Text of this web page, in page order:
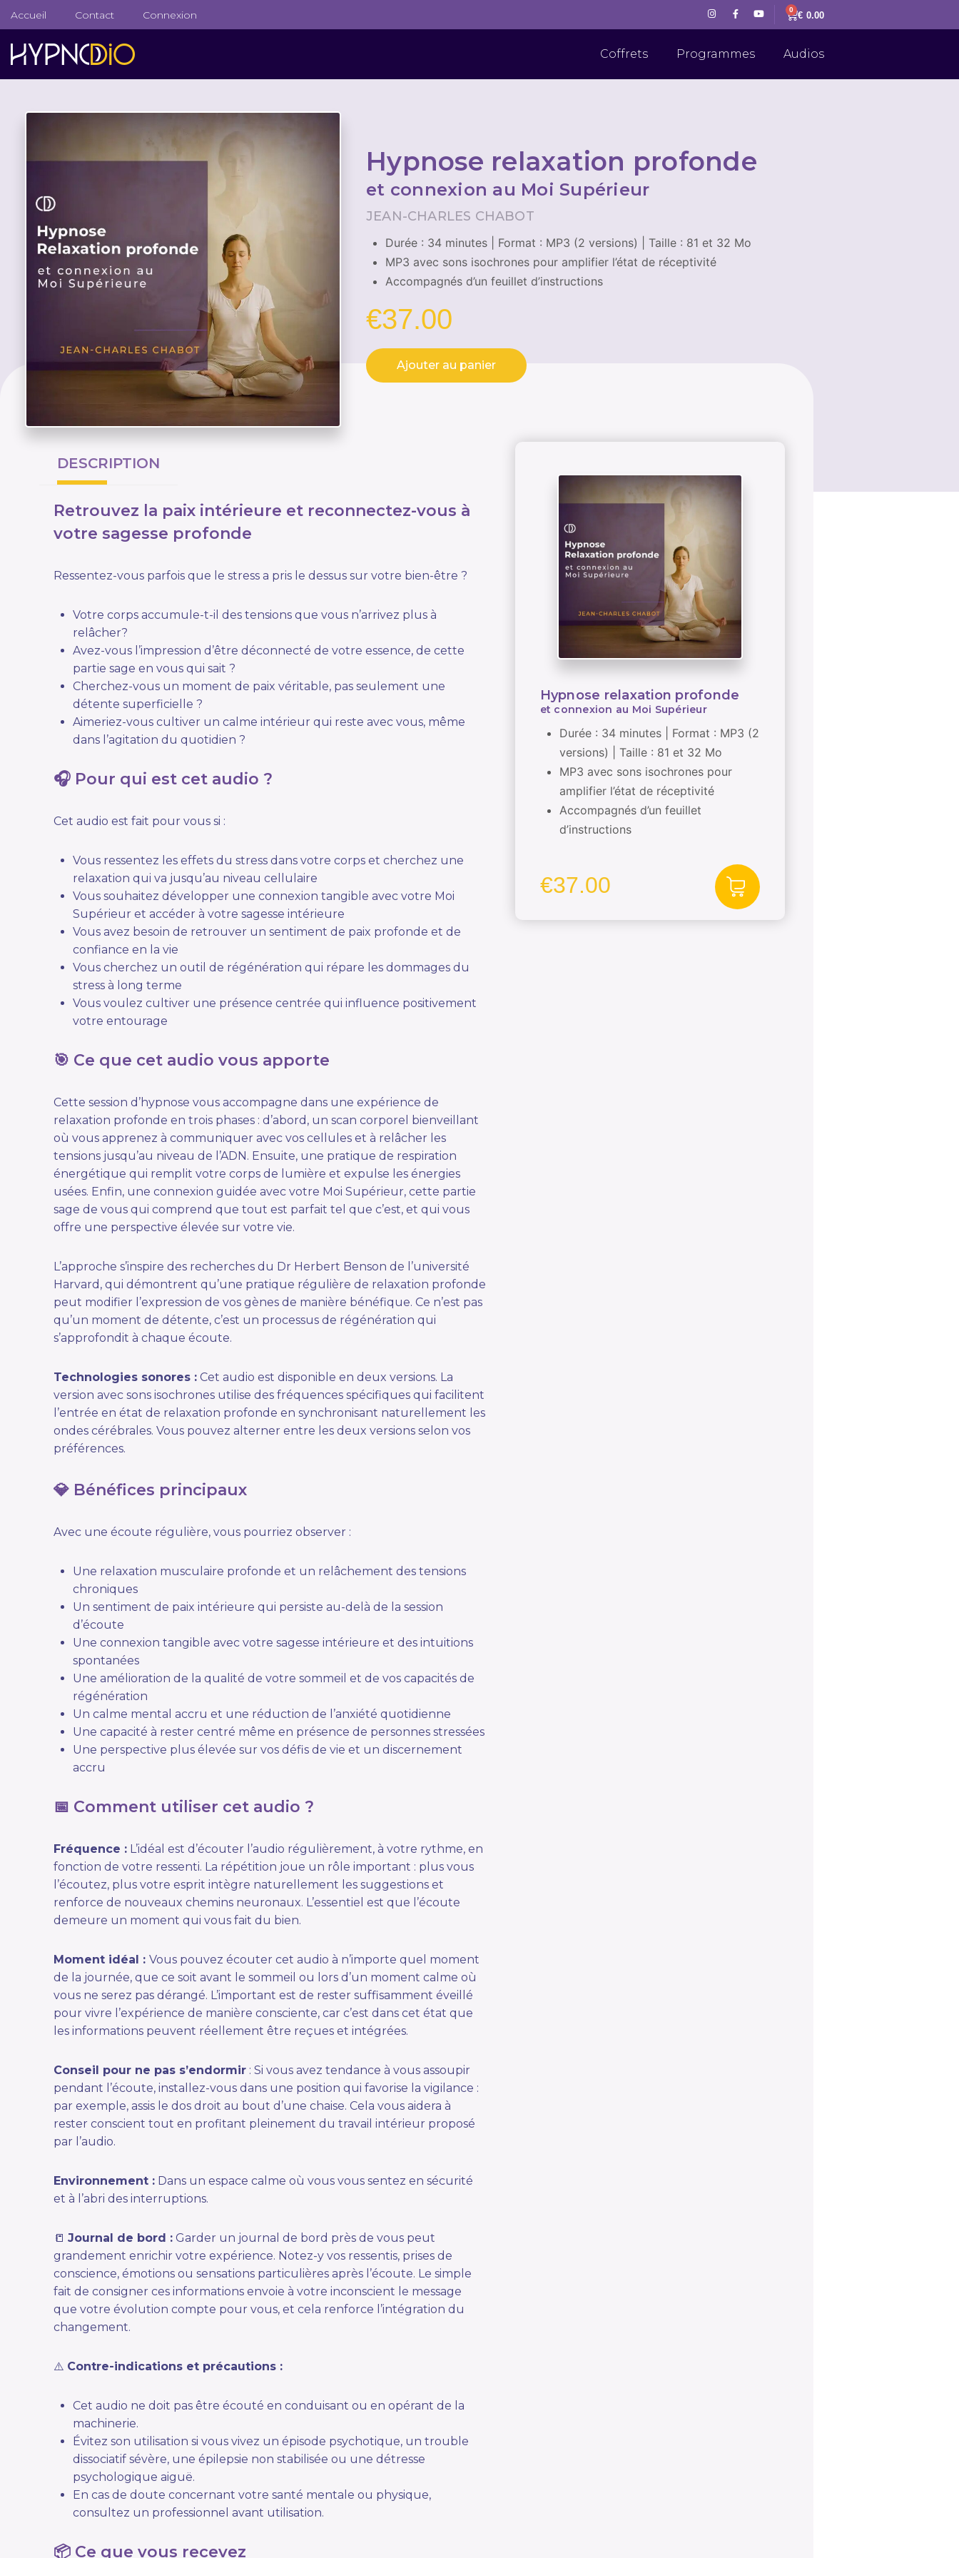
Accueil Contact Connexion € 0.00
0
Coffrets Programmes Audios
Hypnose relaxation profonde
et connexion au Moi Supérieur
JEAN-CHARLES CHABOT
Durée : 34 minutes | Format : MP3 (2 versions) | Taille : 81 et 32 Mo
MP3 avec sons isochrones pour amplifier l’état de réceptivité
Accompagnés d’un feuillet d’instructions
€37.00
Ajouter au panier
DESCRIPTION
Retrouvez la paix intérieure et reconnectez-vous à
votre sagesse profonde
Ressentez-vous parfois que le stress a pris le dessus sur votre bien-être ?
Votre corps accumule-t-il des tensions que vous n’arrivez plus à
relâcher?
Avez-vous l’impression d’être déconnecté de votre essence, de cette
partie sage en vous qui sait ?
Cherchez-vous un moment de paix véritable, pas seulement une
détente superficielle ?
Aimeriez-vous cultiver un calme intérieur qui reste avec vous, même
dans l’agitation du quotidien ?
🎧 Pour qui est cet audio ?
Cet audio est fait pour vous si :
Vous ressentez les effets du stress dans votre corps et cherchez une
relaxation qui va jusqu’au niveau cellulaire
Vous souhaitez développer une connexion tangible avec votre Moi
Supérieur et accéder à votre sagesse intérieure
Vous avez besoin de retrouver un sentiment de paix profonde et de
confiance en la vie
Vous cherchez un outil de régénération qui répare les dommages du
stress à long terme
Vous voulez cultiver une présence centrée qui influence positivement
votre entourage
🎯 Ce que cet audio vous apporte
Cette session d’hypnose vous accompagne dans une expérience de
relaxation profonde en trois phases : d’abord, un scan corporel bienveillant
où vous apprenez à communiquer avec vos cellules et à relâcher les
tensions jusqu’au niveau de l’ADN. Ensuite, une pratique de respiration
énergétique qui remplit votre corps de lumière et expulse les énergies
usées. Enfin, une connexion guidée avec votre Moi Supérieur, cette partie
sage de vous qui comprend que tout est parfait tel que c’est, et qui vous
offre une perspective élevée sur votre vie.
L’approche s’inspire des recherches du Dr Herbert Benson de l’université
Harvard, qui démontrent qu’une pratique régulière de relaxation profonde
peut modifier l’expression de vos gènes de manière bénéfique. Ce n’est pas
qu’un moment de détente, c’est un processus de régénération qui
s’approfondit à chaque écoute.
Technologies sonores : Cet audio est disponible en deux versions. La
version avec sons isochrones utilise des fréquences spécifiques qui facilitent
l’entrée en état de relaxation profonde en synchronisant naturellement les
ondes cérébrales. Vous pouvez alterner entre les deux versions selon vos
préférences.
💎 Bénéfices principaux
Avec une écoute régulière, vous pourriez observer :
Une relaxation musculaire profonde et un relâchement des tensions
chroniques
Un sentiment de paix intérieure qui persiste au-delà de la session
d’écoute
Une connexion tangible avec votre sagesse intérieure et des intuitions
spontanées
Une amélioration de la qualité de votre sommeil et de vos capacités de
régénération
Un calme mental accru et une réduction de l’anxiété quotidienne
Une capacité à rester centré même en présence de personnes stressées
Une perspective plus élevée sur vos défis de vie et un discernement
accru
📅 Comment utiliser cet audio ?
Fréquence : L’idéal est d’écouter l’audio régulièrement, à votre rythme, en
fonction de votre ressenti. La répétition joue un rôle important : plus vous
l’écoutez, plus votre esprit intègre naturellement les suggestions et
renforce de nouveaux chemins neuronaux. L’essentiel est que l’écoute
demeure un moment qui vous fait du bien.
Moment idéal : Vous pouvez écouter cet audio à n’importe quel moment
de la journée, que ce soit avant le sommeil ou lors d’un moment calme où
vous ne serez pas dérangé. L’important est de rester suffisamment éveillé
pour vivre l’expérience de manière consciente, car c’est dans cet état que
les informations peuvent réellement être reçues et intégrées.
Conseil pour ne pas s’endormir : Si vous avez tendance à vous assoupir
pendant l’écoute, installez-vous dans une position qui favorise la vigilance :
par exemple, assis le dos droit au bout d’une chaise. Cela vous aidera à
rester conscient tout en profitant pleinement du travail intérieur proposé
par l’audio.
Environnement : Dans un espace calme où vous vous sentez en sécurité
et à l’abri des interruptions.
📒 Journal de bord : Garder un journal de bord près de vous peut
grandement enrichir votre expérience. Notez-y vos ressentis, prises de
conscience, émotions ou sensations particulières après l’écoute. Le simple
fait de consigner ces informations envoie à votre inconscient le message
que votre évolution compte pour vous, et cela renforce l’intégration du
changement.
⚠️ Contre-indications et précautions :
Cet audio ne doit pas être écouté en conduisant ou en opérant de la
machinerie.
Évitez son utilisation si vous vivez un épisode psychotique, un trouble
dissociatif sévère, une épilepsie non stabilisée ou une détresse
psychologique aiguë.
En cas de doute concernant votre santé mentale ou physique,
consultez un professionnel avant utilisation.
📦 Ce que vous recevez
Hypnose relaxation profonde
et connexion au Moi Supérieur
Durée : 34 minutes | Format : MP3 (2
versions) | Taille : 81 et 32 Mo
MP3 avec sons isochrones pour
amplifier l’état de réceptivité
Accompagnés d’un feuillet
d’instructions
€37.00